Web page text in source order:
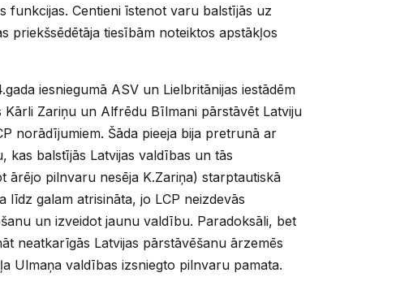
funkcijas. Centieni īstenot varu balstījās uz
priekšsēdētāja tiesībām noteiktos apstākļos
iesniegumā ASV un Lielbritānijas iestādēm
Kārli Zariņu un Alfrēdu Bīlmani pārstāvēt Latviju
norādījumiem. Šāda pieeja bija pretrunā ar
kas balstījās Latvijas valdības un tās
ārējo pilnvaru nesēja K.Zariņa) starptautiskā
līdz galam atrisināta, jo LCP neizdevās
un izveidot jaunu valdību. Paradoksāli, bet
neatkarīgās Latvijas pārstāvēšanu ārzemēs
Ulmaņa valdības izsniegto pilnvaru pamata.